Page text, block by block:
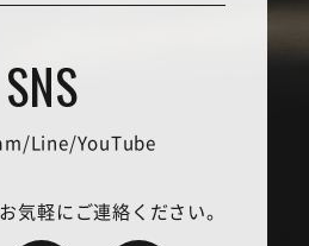
Line/YouTube
気軽にご連絡ください。